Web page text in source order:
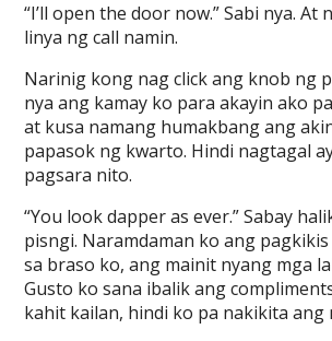
“I’ll open the door now.” Sabi nya. At
linya ng call namin.
Narinig kong nag click ang knob ng
nya ang kamay ko para akayin ako
at kusa namang humakbang ang
papasok ng kwarto. Hindi nagtagal
pagsara nito.
“You look dapper as ever.” Sabay
pisngi. Naramdaman ko ang
sa braso ko, ang mainit nyang mga
Gusto ko sana ibalik ang
kahit kailan, hindi ko pa nakikita ang